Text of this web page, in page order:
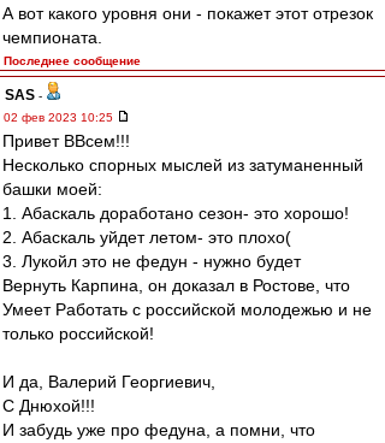
А вот какого уровня они - покажет этот отрезок
чемпионата.
Последнее сообщение
SAS -
02 фев 2023 10:25
Привет ВВсем!!!
Несколько спорных мыслей из затуманенный
башки моей:
1. Абаскаль доработано сезон- это хорошо!
2. Абаскаль уйдет летом- это плохо(
3. Лукойл это не федун - нужно будет
Вернуть Карпина, он доказал в Ростове, что
Умеет Работать с российской молодежью и не
только российской!
И да, Валерий Георгиевич,
С Днюхой!!!
И забудь уже про федуна, а помни, что